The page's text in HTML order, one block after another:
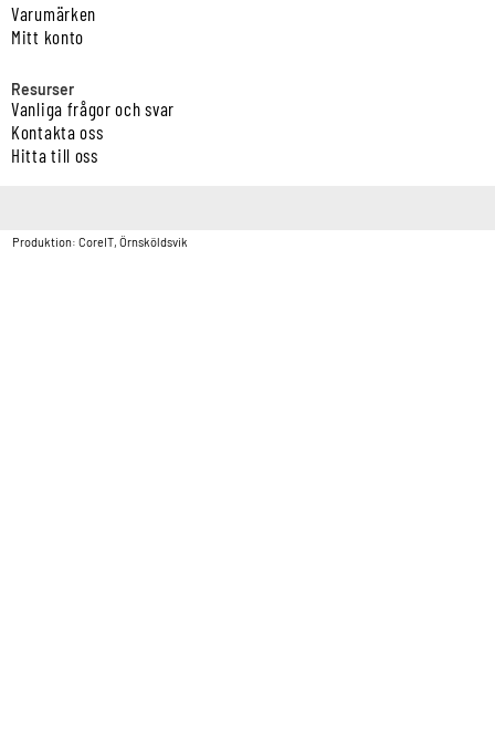
Varumärken
Mitt konto
Resurser
Vanliga frågor och svar
Kontakta oss
Hitta till oss
Produktion: CoreIT, Örnsköldsvik